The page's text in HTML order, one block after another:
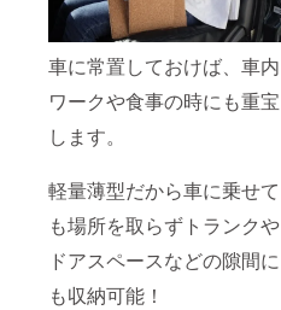
車に常置しておけば、車内
ワークや食事の時にも重宝
します。
軽量薄型だから車に乗せて
も場所を取らずトランクや
ドアスペースなどの隙間に
も収納可能！